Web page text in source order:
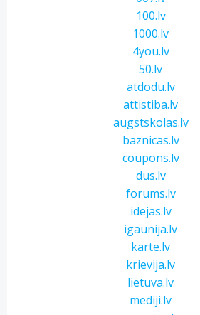
100.lv
1000.lv
4you.lv
50.lv
atdodu.lv
attistiba.lv
augstskolas.lv
baznicas.lv
coupons.lv
dus.lv
forums.lv
idejas.lv
igaunija.lv
karte.lv
krievija.lv
lietuva.lv
mediji.lv